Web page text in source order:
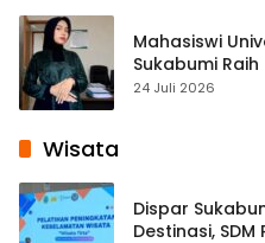
Mahasiswi
Sukabumi
Pembelajaran
24 Juli 2026
Wisata
Dispar
Destinasi,